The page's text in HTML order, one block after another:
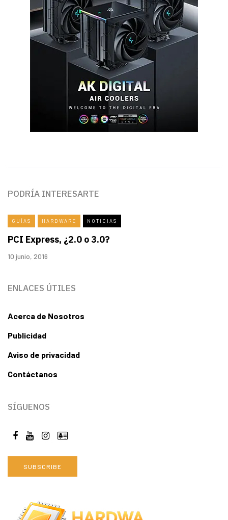
PODRÍA INTERESARTE
GUÍAS HARDWARE NOTICIAS
PCI Express, ¿2.0 o 3.0?
10 junio, 2016
ENLACES ÚTILES
Acerca de Nosotros
Publicidad
Aviso de privacidad
Contáctanos
SÍGUENOS
SUBSCRIBE